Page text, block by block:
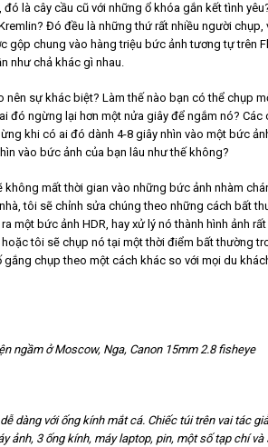
đó là cây cầu cũ với những ổ khóa gắn kết tình
Đó đều là những thứ rất nhiều người chụp,
gộp chung vào hàng triệu bức ảnh tương tự trên
như chả khác gì nhau.
nên sự khác biệt? Làm thế nào bạn có thể chụp
đó ngừng lại hơn một nửa giây để ngắm nó? Các
khi có ai đó dành 4-8 giây nhìn vào một bức
vào bức ảnh của bạn lâu như thế không?
không mất thời gian vào những bức ảnh nhàm
tôi sẽ chỉnh sửa chúng theo những cách bất
một bức ảnh HDR, hay xử lý nó thành hình ảnh
tôi sẽ chụp nó tại một thời điểm bất thường
gắng chụp theo một cách khác so với mọi du
ngầm ở Moscow, Nga, Canon 15mm 2.8 fisheye
dàng với ống kính mắt cá. Chiếc túi trên vai tác
ảnh, 3 ống kính, máy laptop, pin, một số tạp chí và